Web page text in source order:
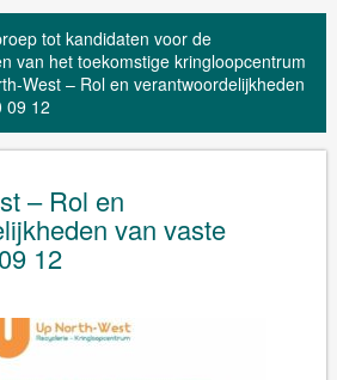
tot kandidaten voor de
van het toekomstige kringloopcentrum
West – Rol en verantwoordelijkheden
09 12
– Rol en
van vaste
12